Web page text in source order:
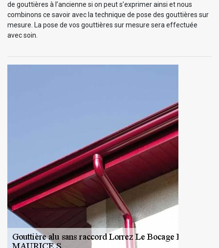
de gouttières à l’ancienne si on peut s’exprimer ainsi et nous
combinons ce savoir avec la technique de pose des gouttières sur
mesure. La pose de vos gouttières sur mesure sera effectuée
avec soin.